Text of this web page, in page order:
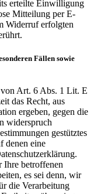
erteilte Einwilligung
Mitteilung per E-
Widerruf erfolgten
Fällen sowie
Art. 6 Abs. 1 Lit. E
das Recht, aus
ergeben, gegen die
widerspruch
gestütztes
denen eine
Ihre betroffenen
es sei denn, wir
die Verarbeitung